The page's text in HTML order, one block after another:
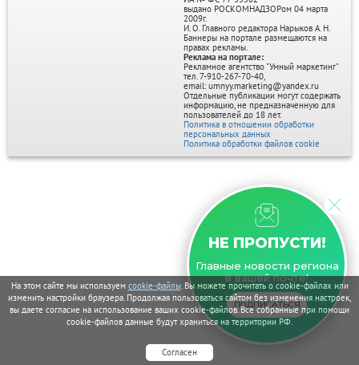
На этом сайте мы используем cookie-файлы. Вы можете прочитать о cookie-файлах или
изменить настройки браузера. Продолжая пользоваться сайтом без изменения настроек,
вы даете согласие на использование ваших cookie-файлов. Все собранные при помощи
cookie-файлов данные будут храниться на территории РФ.
Согласен
НЕ ПРОПУСТИ!
Главные новости региона
в вашей почте!
ПОДПИСАТЬСЯ
выдано РОСКОМНАДЗОРом 04 марта
2009г.
И. О. Главного редактора Нарыков А. Н.
Баннеры на портале размещаются на
правах рекламы.
Реклама на портале:
Рекламное агентство "Умный маркетинг"
тел. 7-910-267-70-40,
email: umnyy.marketing@yandex.ru
Отдельные публикации могут содержать
информацию, не предназначенную для
пользователей до 18 лет.
Политика в отношении обработки
персональных данных
Политика обработки файлов cookie